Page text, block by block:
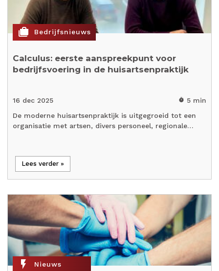
cases Bedrijfsnieuws
Calculus: eerste aanspreekpunt voor
bedrijfsvoering in de huisartsenpraktijk
16 dec 2025 timer 5 min
De moderne huisartsenpraktijk is uitgegroeid tot een
organisatie met artsen, divers personeel, regionale…
Lees verder »
flash_on Nieuws